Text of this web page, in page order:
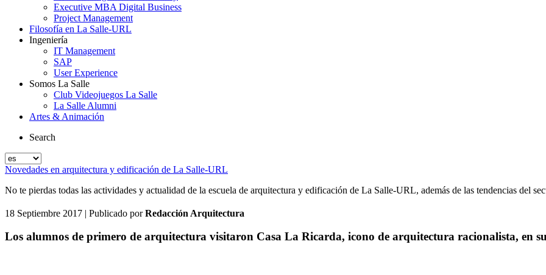
Executive MBA Digital Business
Project Management
Filosofía en La Salle-URL
Ingeniería
IT Management
SAP
User Experience
Somos La Salle
Club Videojuegos La Salle
La Salle Alumni
Artes & Animación
Search
Novedades en arquitectura y edificación de La Salle-URL
No te pierdas todas las actividades y actualidad de la escuela de arquitectura y edificación de La Salle-URL, además de las tendencias del
18 Septiembre 2017 | Publicado porRedacción Arquitectura
Los alumnos de primero de arquitectura visitaron Casa La Ricarda, icono de arquitectura racionalista, en